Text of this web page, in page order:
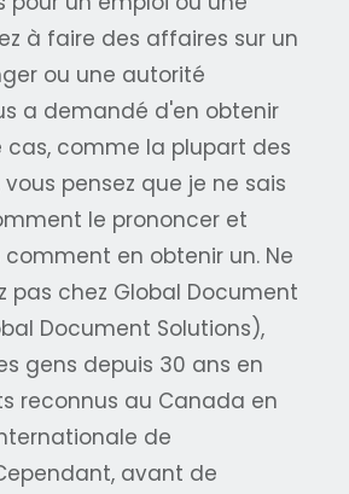
à faire des affaires sur un
ou une autorité
a demandé d'en obtenir
cas, comme la plupart des
pensez que je ne sais
le prononcer et
en obtenir un. Ne
pas chez Global Document
Document Solutions),
gens depuis 30 ans en
reconnus au Canada en
de
avant de